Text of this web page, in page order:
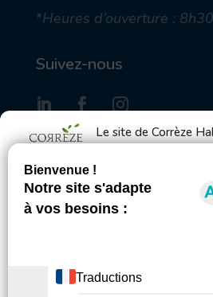
Le site de Corrèze
Bienvenue ! Ce site utilise des
fréquentation du site afin d’en
et l’administration et, avec votre
votre expérience utilisateur. Vous
cookies et de confidentialité.
*Heures d’ouverture :
Suivez-nous
S'inscrire à la Gazette des